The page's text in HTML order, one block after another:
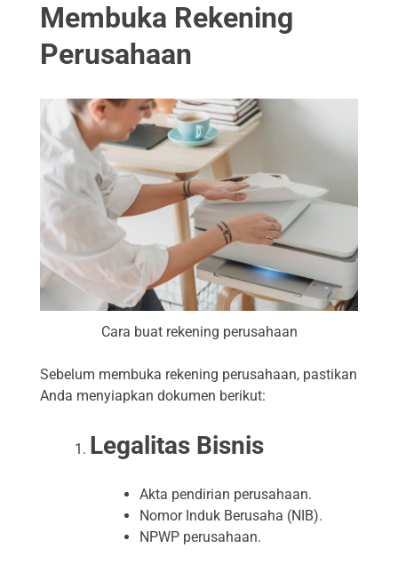
Membuka Rekening
Perusahaan
Cara buat rekening perusahaan
Sebelum membuka rekening perusahaan, pastikan
Anda menyiapkan dokumen berikut:
Legalitas Bisnis
Akta pendirian perusahaan.
Nomor Induk Berusaha (NIB).
NPWP perusahaan.